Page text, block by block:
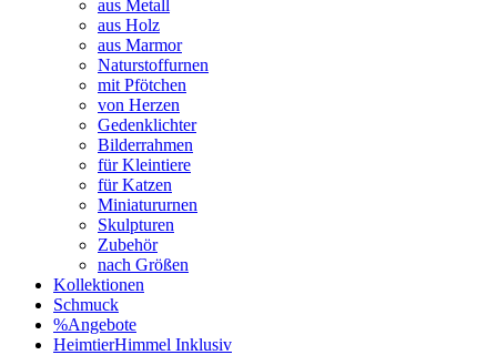
aus Metall
aus Holz
aus Marmor
Naturstoffurnen
mit Pfötchen
von Herzen
Gedenklichter
Bilderrahmen
für Kleintiere
für Katzen
Miniatururnen
Skulpturen
Zubehör
nach Größen
Kollektionen
Schmuck
%Angebote
HeimtierHimmel Inklusiv